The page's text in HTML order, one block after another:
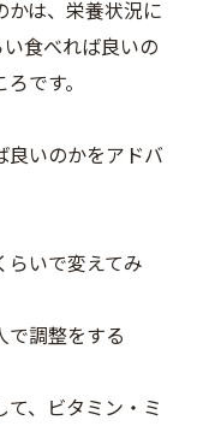
かは、栄養状況に
食べれば良いの
です。
良いのかをアドバ
いで変えてみ
調整をする
、ビタミン・ミ